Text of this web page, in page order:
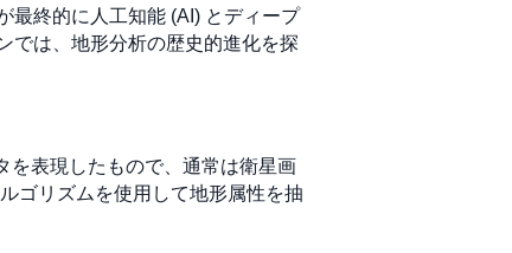
最終的に人工知能 (AI) とディープ
では、地形分析の歴史的進化を探
を表現したもので、通常は衛星画
ゴリズムを使用して地形属性を抽